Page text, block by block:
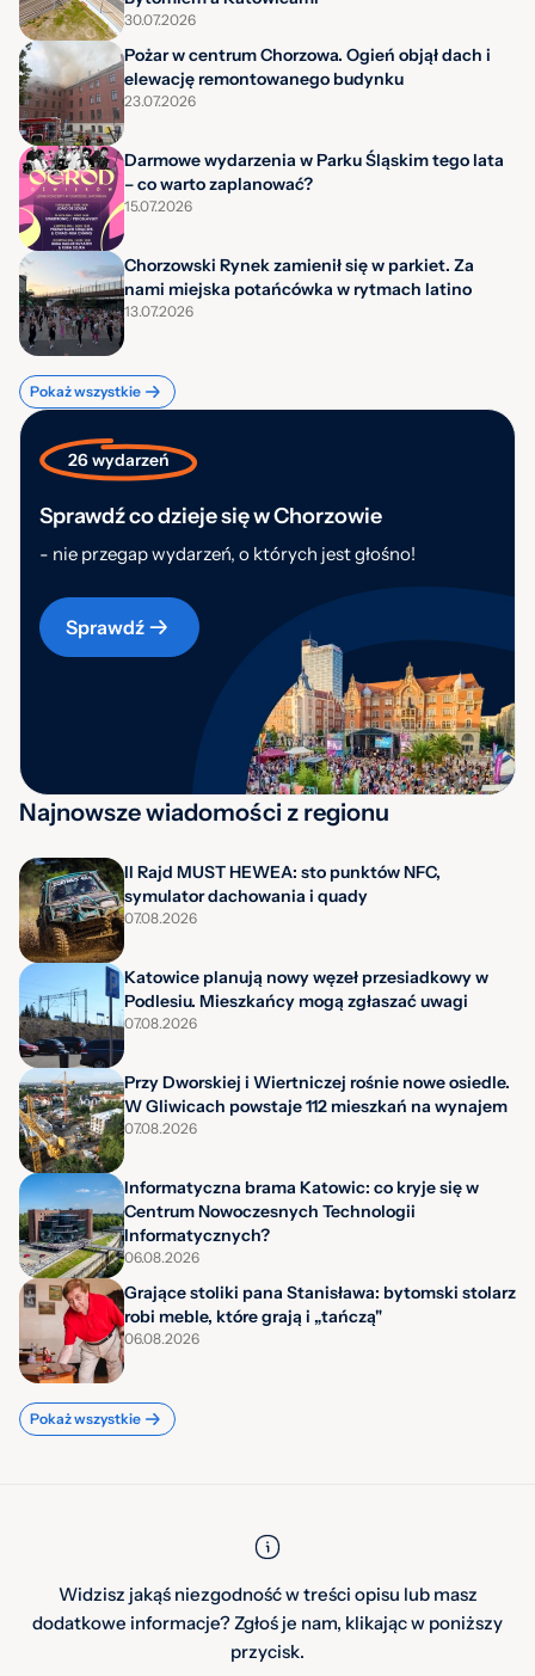
30.07.2026
Pożar w centrum Chorzowa. Ogień objął dach i
elewację remontowanego budynku
23.07.2026
Darmowe wydarzenia w Parku Śląskim tego lata
– co warto zaplanować?
15.07.2026
Chorzowski Rynek zamienił się w parkiet. Za
nami miejska potańcówka w rytmach latino
13.07.2026
Pokaż wszystkie
26 wydarzeń
Sprawdź co dzieje się w Chorzowie
- nie przegap wydarzeń, o których jest głośno!
Sprawdź
Najnowsze wiadomości z regionu
II Rajd MUST HEWEA: sto punktów NFC,
symulator dachowania i quady
07.08.2026
Katowice planują nowy węzeł przesiadkowy w
Podlesiu. Mieszkańcy mogą zgłaszać uwagi
07.08.2026
Przy Dworskiej i Wiertniczej rośnie nowe osiedle.
W Gliwicach powstaje 112 mieszkań na wynajem
07.08.2026
Informatyczna brama Katowic: co kryje się w
Centrum Nowoczesnych Technologii
Informatycznych?
06.08.2026
Grające stoliki pana Stanisława: bytomski stolarz
robi meble, które grają i „tańczą"
06.08.2026
Pokaż wszystkie
Widzisz jakąś niezgodność w treści opisu lub masz
dodatkowe informacje? Zgłoś je nam, klikając w poniższy
przycisk.